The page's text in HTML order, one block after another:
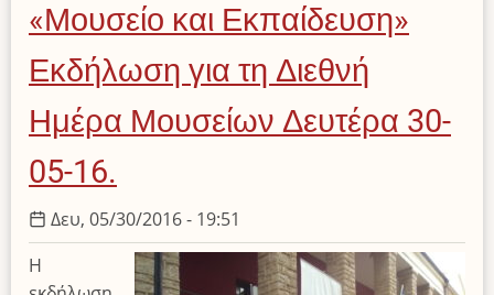
Δημοτικού
Σχολείου
Πατρών.
«Μουσείο και Εκπαίδευση»
Εκδήλωση για τη Διεθνή
Ημέρα Μουσείων Δευτέρα 30-
05-16.
Δευ, 05/30/2016 - 19:51
Η